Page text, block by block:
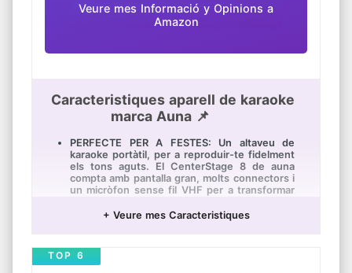
Veure mes Informació y Opinions a
Amazon
Caracteristiques aparell de karaoke
marca Auna 📌
PERFECTE PER A FESTES: Un altaveu de
karaoke portàtil, per a reproduir-te fidelment
els tons aguts. El CenterStage 8 de auna
compta amb pantalla gran, molts connectors i
un micròfon sense fil VHF per a transformar
PANTALLA EN COLOR: L'altaveu portàtil de
veure vídeos en formats MP4, AVI, FLV, ASF,
RMVB, MOV, MKV i 3PG així com llegir la
+ Veure mes Caracteristiques
TOP 6